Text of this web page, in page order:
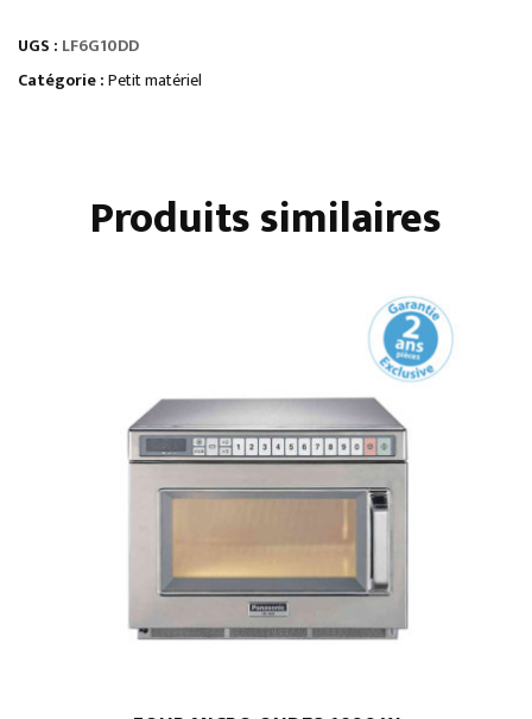
G1
-
UGS : LF6G10DD
Catégorie :Petit matériel
Produits similaires